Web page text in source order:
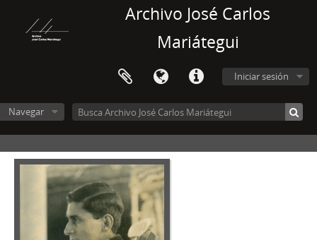
Archivo José Carlos
Mariátegui
Iniciar sesión
Navegar